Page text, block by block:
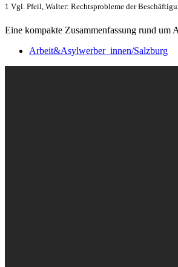
1 Vgl. Pfeil, Walter: Rechtsprobleme der
Eine kompakte Zusammenfassung rund um
Arbeit&Asylwerber_innen/Salzburg